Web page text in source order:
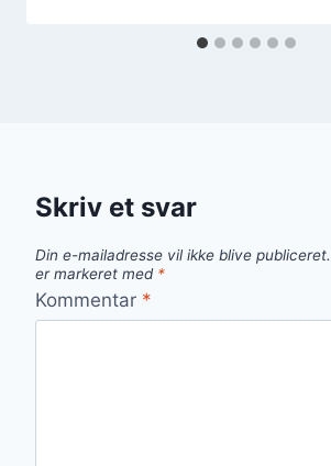
Skriv et svar
Din e-mailadresse vil ikke blive publiceret.
er markeret med *
Kommentar *